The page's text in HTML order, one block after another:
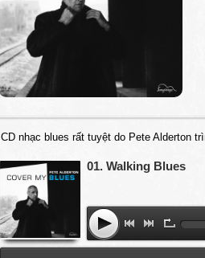
CD nhạc blues rất tuyệt do Pete Alderton
01. Walking Blues